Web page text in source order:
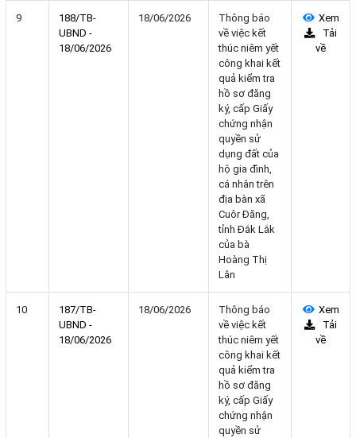
9
188/TB-
UBND -
18/06/2026
18/06/2026
Thông báo
về việc kết
thúc niêm yết
công khai kết
quả kiểm tra
hồ sơ đăng
ký, cấp Giấy
chứng nhận
quyền sử
dụng đất của
hộ gia đình,
cá nhân trên
địa bàn xã
Cuôr Đăng,
tỉnh Đắk Lắk
của bà
Hoàng Thị
Lân
Xem
Tải
về
10
187/TB-
UBND -
18/06/2026
18/06/2026
Thông báo
về việc kết
thúc niêm yết
công khai kết
quả kiểm tra
hồ sơ đăng
ký, cấp Giấy
chứng nhận
quyền sử
Xem
Tải
về